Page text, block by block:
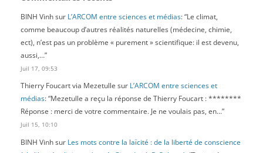
BINH Vinhsur L’ARCOM entre sciences et médias: “Le climat,
comme beaucoup d’autres réalités naturelles (médecine, chimie,
ect), n’est pas un problème « purement » scientifique: il est devenu,
aussi,…”
Juil 17, 09:53
Thierry Foucart via Mezetulle sur L’ARCOM entre sciences et
médias: “Mezetulle a reçu la réponse de Thierry Foucart : ********
Réponse : merci de votre commentaire. Je ne voulais pas, en…”
Juil 15, 10:10
BINH Vinhsur Les mots contre la laïcité : de la liberté de conscience